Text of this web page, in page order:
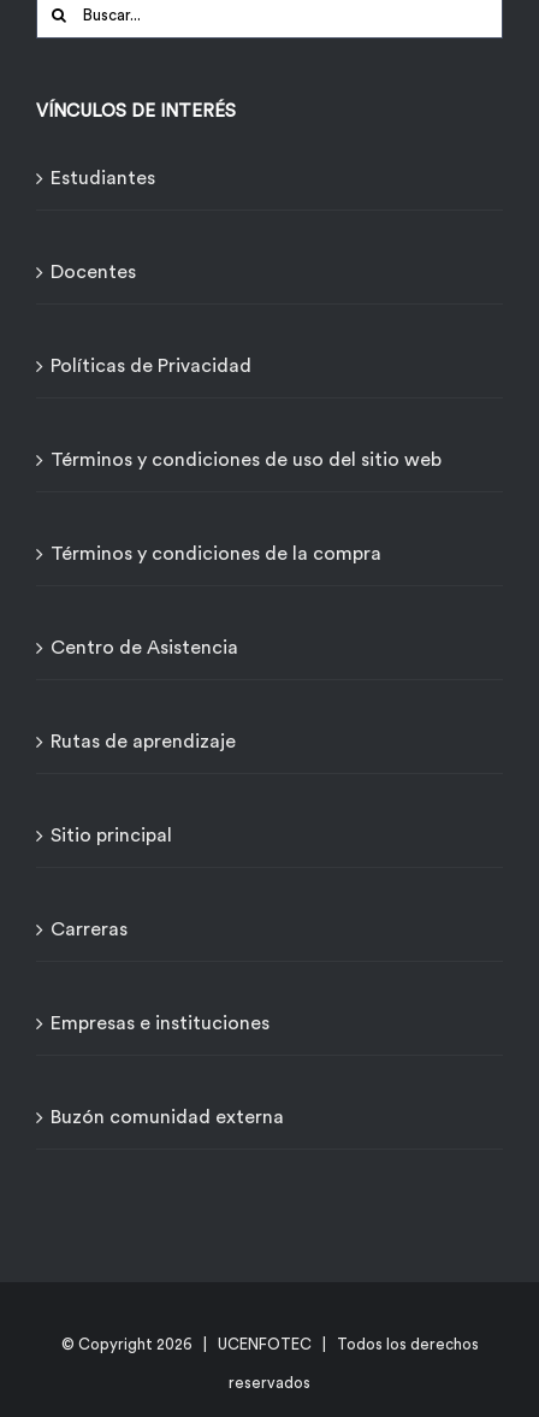
Buscar:
VÍNCULOS DE INTERÉS
Estudiantes
Docentes
Políticas de Privacidad
Términos y condiciones de uso del sitio web
Términos y condiciones de la compra
Centro de Asistencia
Rutas de aprendizaje
Sitio principal
Carreras
Empresas e instituciones
Buzón comunidad externa
© Copyright 2026 | UCENFOTEC | Todos los derechos
reservados